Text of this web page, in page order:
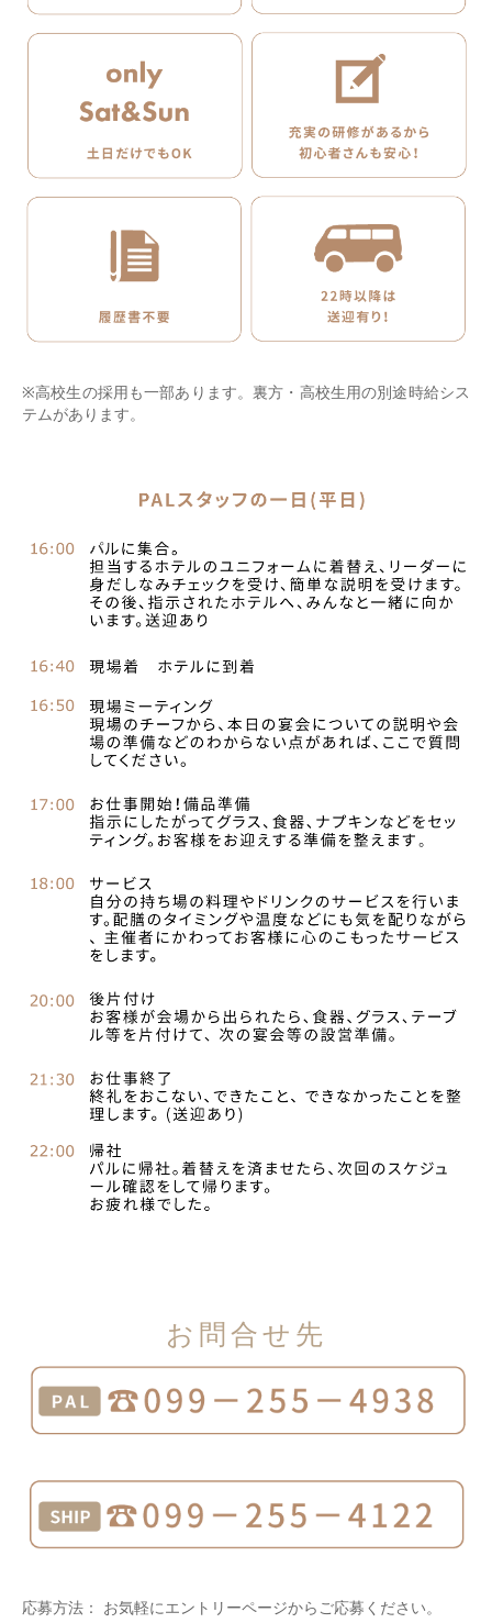
※高校生の採用も一部あります。裏方・高校生用の別途時給シス
テムがあります。
お問合せ先
応募方法： お気軽にエントリーページからご応募ください。